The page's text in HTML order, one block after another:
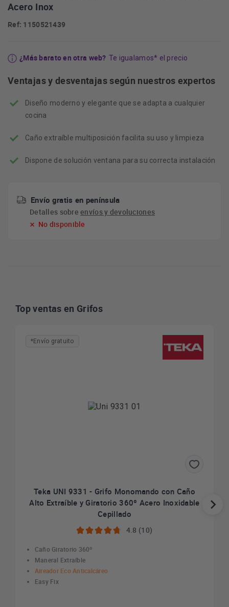
Acero Inox
Ref: 1150521439
¿Más barato en otra web? Te igualamos* el precio
Ventajas y desventajas según nuestros expertos
Diseño moderno y elegante que se adapta a cualquier
cocina
Caño extraíble multiposición facilita su uso y limpieza
Dispone de solución ventana para su correcta instalación
Envío gratis en península
Detalles sobreenvíos y devoluciones
No disponible
Top ventas en Grifos
*Envío gratuito
Teka UNI 9331 - Grifo Monomando con Caño
Alto Extraíble y Giratorio 360º Acero Inoxidable
Cepillado
4.8 (10)
Caño Giratorio 360º
Maneral Extraíble
Aireador Eco Anticalcáreo
Easy Fix